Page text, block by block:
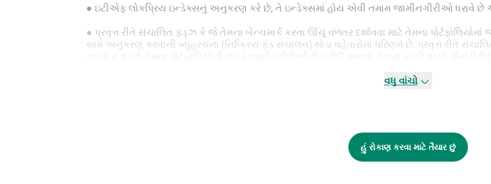
● ઇટીએફ લોકપ્રિય ઇન્ડેક્સનું અનુકરણ કરે છે, તે ઇન્ડેક્સમાં હોય એવી તમામ જામીનગીરીઓ ધરાવે
● પ્રવૃત્ત રીતે સંચાલિત ફંડ્ઝ કે જે તેમના બેન્ચમાર્ક કરતા ઊંચું વળતર દર્શાવવા માટે તેમના
સામે અનુકરણ કરવાની વ્યુહરચના (નિષ્ક્રિય ફંડ સંચાલન) થોડા વહેવારોમાં પરિણમે છે. પ્રવૃત્ત રીતે
કારણ કે ફંડ્ઝે તેમના પોર્ટફોલિયોની અંદર જામીનગીરીઓની ખરીદી અથવા વેચાણ કરતી વખતે
બજારના કલાકો દરમિયાન કોઇ પણ સમયે વાસ્તવિક સમયની કિંમતે ઇટીએફ ફંડ્ઝમાં વહેવાર કરી શકે
એનએવીની ગણતરી બજાર બંધ થાય ત્યાર પછી દિવસમાં એક વખત થાય છે. જો તમે ઇક્વિટીમાં રોકાણ
વધુ વાંચો
હું રોકાણ કરવા માટે તૈયાર છું